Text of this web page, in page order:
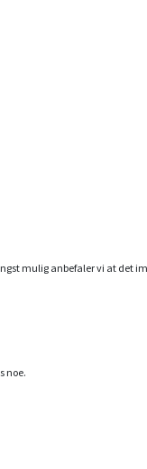
mulig anbefaler vi at det
noe.